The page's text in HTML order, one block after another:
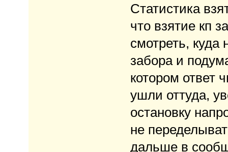
Статистика
что взятие кп
смотреть, куда
забора и
котором ответ
ушли оттуда,
остановку
не
дальше в